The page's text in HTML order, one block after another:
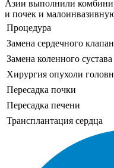
Азии выполнили
и почек и
Процедура
Замена сердечного
Замена коленного сустава
Хирургия опухоли
Пересадка почки
Пересадка печени
Трансплантация сердца